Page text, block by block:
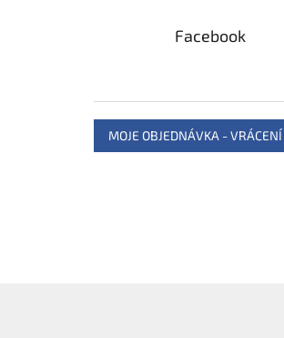
Facebook
MOJE OBJEDNÁVKA - VRÁCENÍ